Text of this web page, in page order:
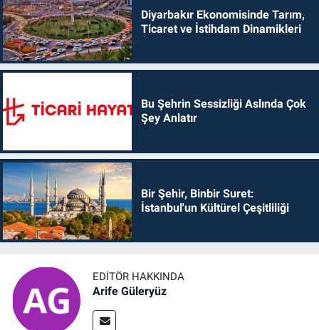
Diyarbakır Ekonomisinde Tarım,
Ticaret ve İstihdam Dinamikleri
Bu Şehrin Sessizliği Aslında Çok
Şey Anlatır
Bir Şehir, Binbir Suret:
İstanbul'un Kültürel Çeşitliliği
EDITÖR HAKKINDA
Arife Güleryüz